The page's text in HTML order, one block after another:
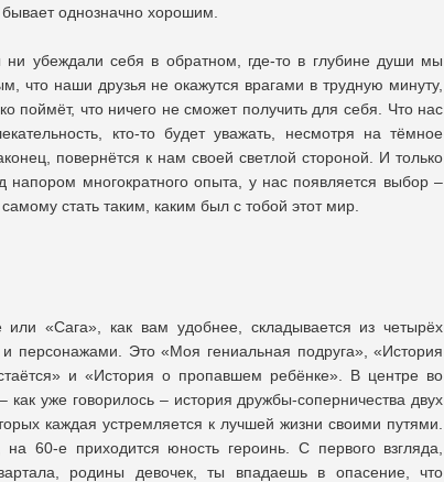
однозначно хорошим.
убеждали себя в обратном, где-то в глубине души мы
что наши друзья не окажутся врагами в трудную минуту,
поймёт, что ничего не сможет получить для себя. Что нас
кто-то будет уважать, несмотря на тёмное
повернётся к нам своей светлой стороной. И только
напором многократного опыта, у нас появляется выбор –
стать таким, каким был с тобой этот мир.
«Сага», как вам удобнее, складывается из четырёх
Это «Моя гениальная подруга», «История
и «История о пропавшем ребёнке». В центре во
как уже говорилось – история дружбы-соперничества двух
каждая устремляется к лучшей жизни своими путями.
60-е приходится юность героинь. С первого взгляда,
родины девочек, ты впадаешь в опасение, что